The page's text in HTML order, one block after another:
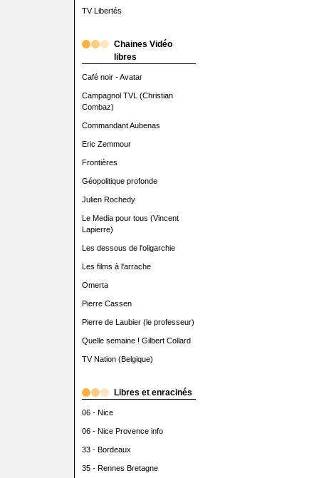
TV Libertés
Chaines Vidéo
libres
Café noir - Avatar
Campagnol TVL (Christian
Combaz)
Commandant Aubenas
Eric Zemmour
Frontières
Géopolitique profonde
Julien Rochedy
Le Media pour tous (Vincent
Lapierre)
Les dessous de l'oligarchie
Les films à l'arrache
Omerta
Pierre Cassen
Pierre de Laubier (le professeur)
Quelle semaine ! Gilbert Collard
TV Nation (Belgique)
Libres et enracinés
06 - Nice
06 - Nice Provence info
33 - Bordeaux
35 - Rennes Bretagne